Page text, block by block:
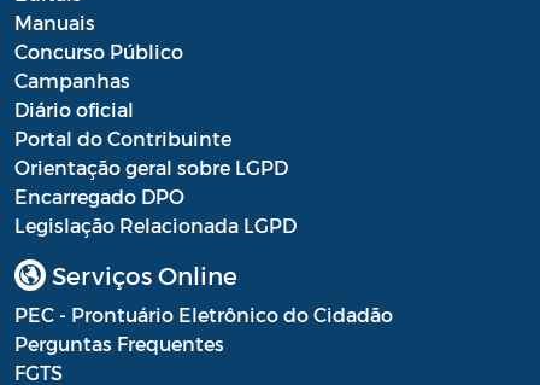
Notificação
Parecer
Portal do Contribuinte
Portaria Gabinete
Portaria IBASMA
Manuais
Concurso Público
Campanhas
Diário oficial
Portal do Contribuinte
Orientação geral sobre LGPD
Encarregado DPO
Legislação Relacionada LGPD
Serviços Online
PEC - Prontuário Eletrônico do Cidadão
Perguntas Frequentes
FGTS